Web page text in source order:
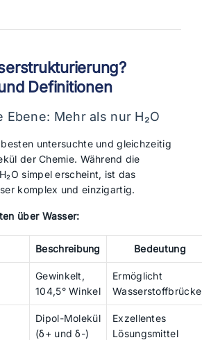
Definitionen
Ebene: Mehr als nur H₂O
untersuchte und gleichzeitig
der Chemie. Während die
simpel erscheint, ist das
komplex und einzigartig.
über Wasser:
Beschreibung Bedeutung
Gewinkelt,
104,5° Winkel
Ermöglicht
Dipol-Molekül
(δ+ und δ-)
Exzellentes
Lösungsmittel